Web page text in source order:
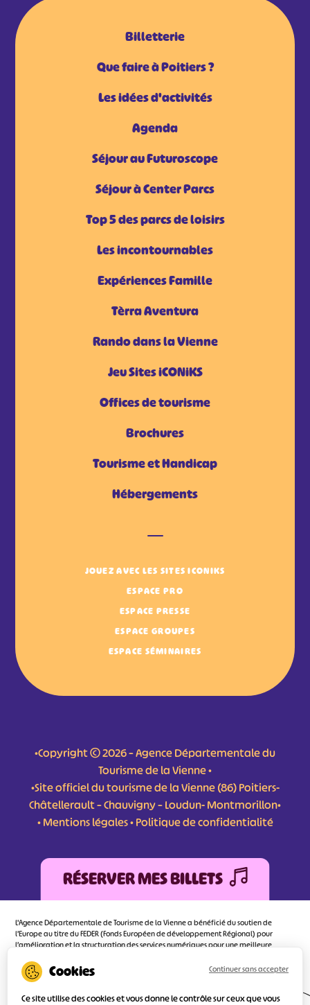
Billetterie
Que faire à Poitiers ?
Les idées d'activités
Agenda
Séjour au Futuroscope
Séjour à Center Parcs
Top 5 des parcs de loisirs
Les incontournables
Expériences Famille
Tèrra Aventura
Rando dans la Vienne
Jeu Sites iCONiKS
Offices de tourisme
Brochures
Tourisme et Handicap
Hébergements
JOUEZ AVEC LES SITES ICONIKS
ESPACE PRO
ESPACE PRESSE
ESPACE GROUPES
ESPACE SÉMINAIRES
•Copyright © 2026 – Agence Départementale du
Tourisme de la Vienne •
•Site officiel du tourisme de la Vienne (86) Poitiers-
Châtellerault – Chauvigny – Loudun- Montmorillon•
•Mentions légales•Politique de confidentialité
RÉSERVER MES BILLETS
L'Agence Départementale de Tourisme de la Vienne a bénéficié du soutien de
l’Europe au titre du FEDER (Fonds Européen de développement Régional) pour
l’amélioration et la structuration des services numériques pour une meilleure
d’orienter au mieux le visiteur.
Ce site utilise des cookies et vous donne le contrôle sur ceux que vous
Continuer sans accepter